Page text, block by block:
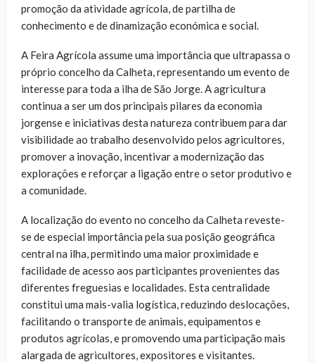
promoção da atividade agrícola, de partilha de
conhecimento e de dinamização económica e social.
A Feira Agrícola assume uma importância que ultrapassa o
próprio concelho da Calheta, representando um evento de
interesse para toda a ilha de São Jorge. A agricultura
continua a ser um dos principais pilares da economia
jorgense e iniciativas desta natureza contribuem para dar
visibilidade ao trabalho desenvolvido pelos agricultores,
promover a inovação, incentivar a modernização das
explorações e reforçar a ligação entre o setor produtivo e
a comunidade.
A localização do evento no concelho da Calheta reveste-
se de especial importância pela sua posição geográfica
central na ilha, permitindo uma maior proximidade e
facilidade de acesso aos participantes provenientes das
diferentes freguesias e localidades. Esta centralidade
constitui uma mais-valia logística, reduzindo deslocações,
facilitando o transporte de animais, equipamentos e
produtos agrícolas, e promovendo uma participação mais
alargada de agricultores, expositores e visitantes.